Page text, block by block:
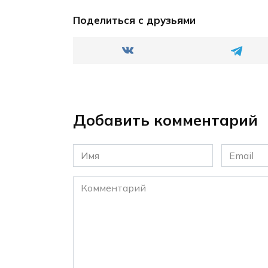
Поделиться с друзьями
Добавить комментарий
Имя
*
Email
*
Комментарий